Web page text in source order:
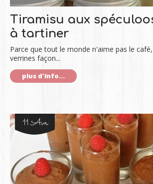
Tiramisu aux
à tartiner
Parce que tout le monde n'aime pas le
verrines façon...
plus d'info...
11 Avr